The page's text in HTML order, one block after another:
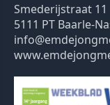
Smederijstraat 11
5111 PT Baarle-